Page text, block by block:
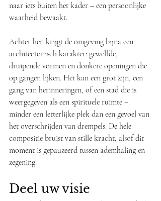
naar iets buiten het kader – een persoonlijke
waarheid bewaakt.
Achter hen krijgt de omgeving bijna een
architectonisch karakter: gewelfde,
druipende vormen en donkere openingen die
op gangen lijken. Het kan een grot zijn, een
gang van herinneringen, of een stad die is
weergegeven als een spirituele ruimte –
minder een letterlijke plek dan een gevoel van
het overschrijden van drempels. De hele
compositie bruist van stille kracht, alsof dit
moment is gepauzeerd tussen ademhaling en
zegening.
Deel uw visie